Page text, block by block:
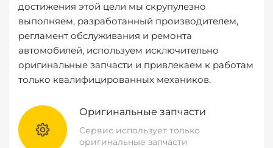
достижения этой цели мы скрупулезно
выполняем, разработанный производителем,
регламент обслуживания и ремонта
автомобилей, используем исключительно
оригинальные запчасти и привлекаем к работам
только квалифицированных механиков.
Оригинальные запчасти
Сервис использует только
оригинальные запчасти